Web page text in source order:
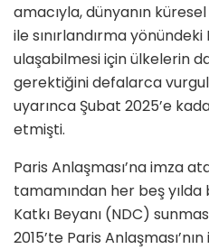
amacıyla, dünyanın küresel
ile sınırlandırma
ulaşabilmesi için ülkelerin
gerektiğini defalarca
uyarınca Şubat 2025’e
etmişti.
Paris Anlaşması’na imza
tamamından her beş yılda
Katkı Beyanı (NDC)
2015’te Paris